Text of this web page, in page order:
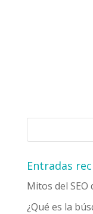
Entradas
Mitos del
¿Qué es la